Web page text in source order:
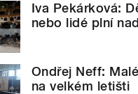
Iva Pekárková:
nebo lidé plní
Ondřej Neff:
na velkém letišti